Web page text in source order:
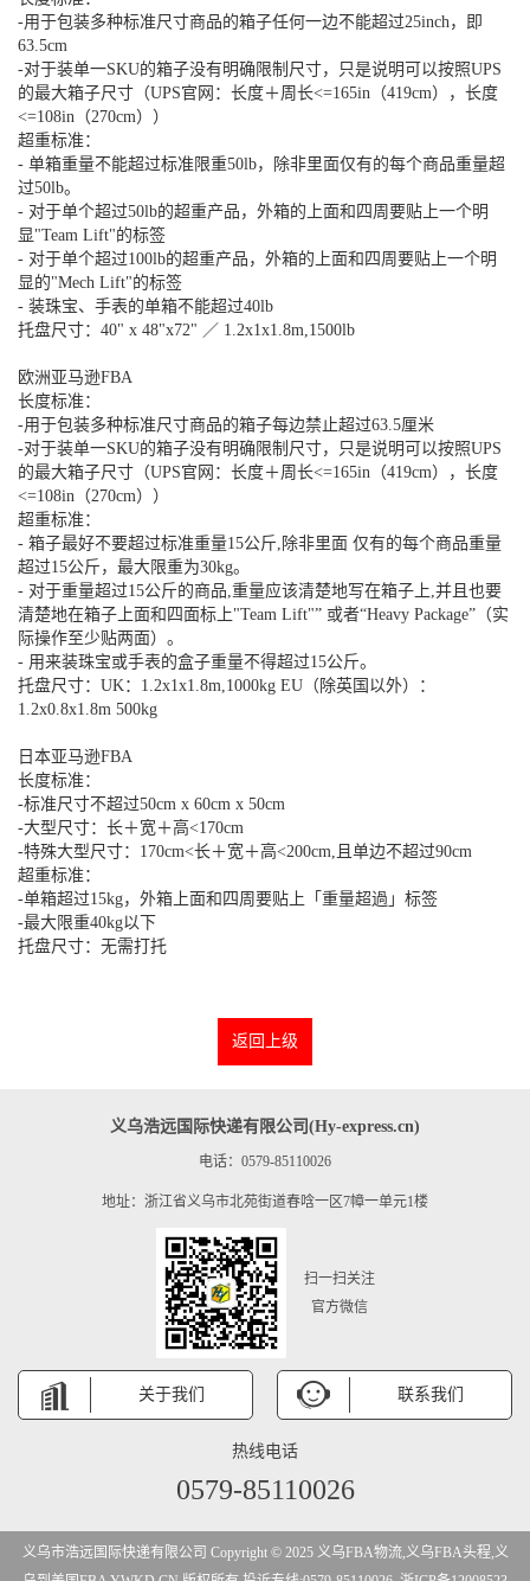
-用于包装多种标准尺寸商品的箱子任何一边不能超过25inch，即
63.5cm
-对于装单一SKU的箱子没有明确限制尺寸，只是说明可以按照UPS
的最大箱子尺寸（UPS官网：长度＋周长<=165in（419cm），长度
<=108in（270cm））
超重标准：
- 单箱重量不能超过标准限重50lb，除非里面仅有的每个商品重量超
过50lb。
- 对于单个超过50lb的超重产品，外箱的上面和四周要贴上一个明
显"Team Lift"的标签
- 对于单个超过100lb的超重产品，外箱的上面和四周要贴上一个明
显的"Mech Lift"的标签
- 装珠宝、手表的单箱不能超过40lb
托盘尺寸：40" x 48"x72" ／ 1.2x1x1.8m,1500lb
欧洲亚马逊FBA
长度标准：
-用于包装多种标准尺寸商品的箱子每边禁止超过63.5厘米
-对于装单一SKU的箱子没有明确限制尺寸，只是说明可以按照UPS
的最大箱子尺寸（UPS官网：长度＋周长<=165in（419cm），长度
<=108in（270cm））
超重标准：
- 箱子最好不要超过标准重量15公斤,除非里面 仅有的每个商品重量
超过15公斤，最大限重为30kg。
- 对于重量超过15公斤的商品,重量应该清楚地写在箱子上,并且也要
清楚地在箱子上面和四面标上"Team Lift"” 或者“Heavy Package”（实
际操作至少贴两面）。
- 用来装珠宝或手表的盒子重量不得超过15公斤。
托盘尺寸：UK：1.2x1x1.8m,1000kg EU（除英国以外）：
1.2x0.8x1.8m 500kg
日本亚马逊FBA
长度标准：
-标准尺寸不超过50cm x 60cm x 50cm
-大型尺寸：长＋宽＋高<170cm
-特殊大型尺寸：170cm<长＋宽＋高<200cm,且单边不超过90cm
超重标准：
-单箱超过15kg，外箱上面和四周要贴上「重量超過」标签
-最大限重40kg以下
托盘尺寸：无需打托
返回上级
义乌浩远国际快递有限公司(Hy-express.cn)
电话：0579-85110026
地址：浙江省义乌市北苑街道春唅一区7幛一单元1楼
扫一扫关注
官方微信
关于我们 联系我们
热线电话
0579-85110026
义乌市浩远国际快递有限公司 Copyright © 2025 义乌FBA物流,义乌FBA头程,义